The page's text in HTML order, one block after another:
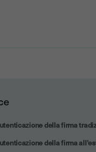
semplificadella firma
della firma